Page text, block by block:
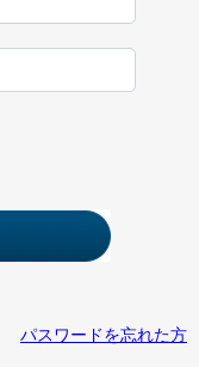
パスワードを忘れた方